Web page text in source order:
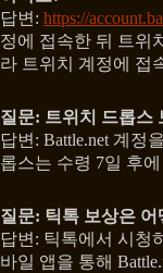
답변: https://
정에 접속한 뒤 트위
라 트위치 계정에 접
질문: 트위치 드롭스
답변: Battle.net 계정
롭스는 수령 7일 후
질문: 틱톡 보상은
답변: 틱톡에서 시청
바일 앱을 통해